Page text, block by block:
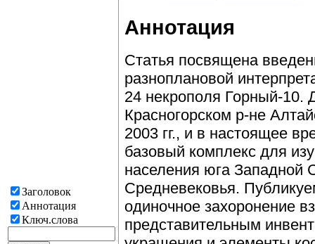
Заголовок
Аннотация
Ключ.слова
Аннотация
Статья посвящена
разноплановой
24 некрополя Горный-10.
Красногорском р-не
2003 гг., и в настоящее
базовый комплекс для
населения юга Западной
Средневековья.
одиночное захоронение
представительным